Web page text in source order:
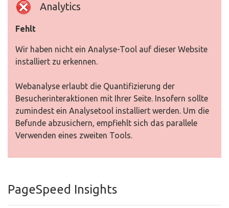
Analytics
Fehlt
Wir haben nicht ein Analyse-Tool auf dieser Website
installiert zu erkennen.
Webanalyse erlaubt die Quantifizierung der
Besucherinteraktionen mit Ihrer Seite. Insofern sollte
zumindest ein Analysetool installiert werden. Um die
Befunde abzusichern, empfiehlt sich das parallele
Verwenden eines zweiten Tools.
PageSpeed Insights